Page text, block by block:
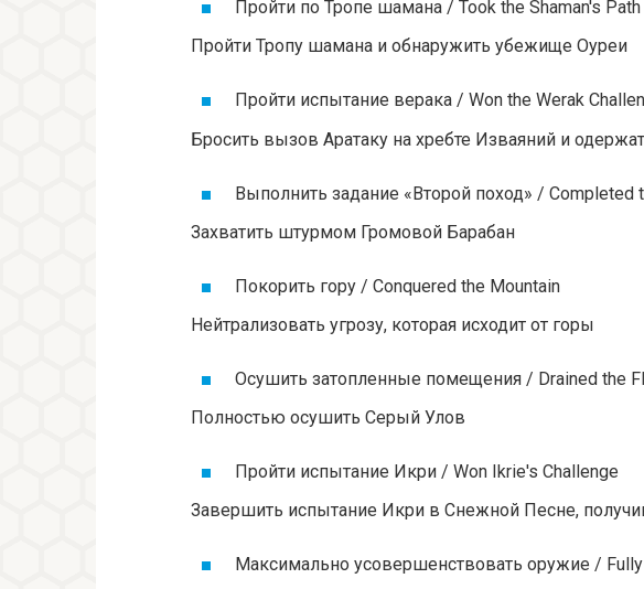
Пройти по Тропе шамана / Took the Shaman's Path
Пройти Тропу шамана и обнаружить убежище Оуреи
Пройти испытание верака / Won the Werak
Бросить вызов Аратаку на хребте Изваяний и
Выполнить задание «Второй поход» / Completed
Захватить штурмом Громовой Барабан
Покорить гору / Conquered the Mountain
Нейтрализовать угрозу, которая исходит от горы
Осушить затопленные помещения / Drained the
Полностью осушить Серый Улов
Пройти испытание Икри / Won Ikrie's Challenge
Завершить испытание Икри в Снежной Песне,
Максимально усовершенствовать оружие /